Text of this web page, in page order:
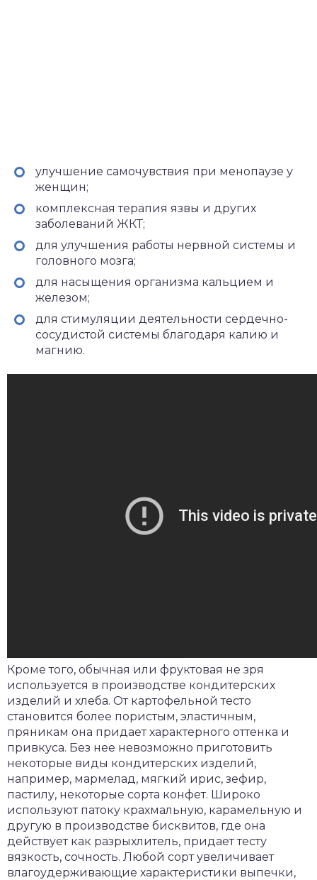
улучшение самочувствия при менопаузе у
женщин;
комплексная терапия язвы и других
заболеваний ЖКТ;
для улучшения работы нервной системы и
головного мозга;
для насыщения организма кальцием и
железом;
для стимуляции деятельности сердечно-
сосудистой системы благодаря калию и
магнию.
Кроме того, обычная или фруктовая не зря
используется в производстве кондитерских
изделий и хлеба. От картофельной тесто
становится более пористым, эластичным,
пряникам она придает характерного оттенка и
привкуса. Без нее невозможно приготовить
некоторые виды кондитерских изделий,
например, мармелад, мягкий ирис, зефир,
пастилу, некоторые сорта конфет. Широко
используют патоку крахмальную, карамельную и
другую в производстве бисквитов, где она
действует как разрыхлитель, придает тесту
вязкость, сочность. Любой сорт увеличивает
влагоудерживающие характеристики выпечки,